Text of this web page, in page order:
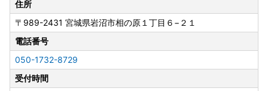
住所
〒989-2431 宮城県岩沼市相の原１丁目６−２１
電話番号
050-1732-8729
受付時間